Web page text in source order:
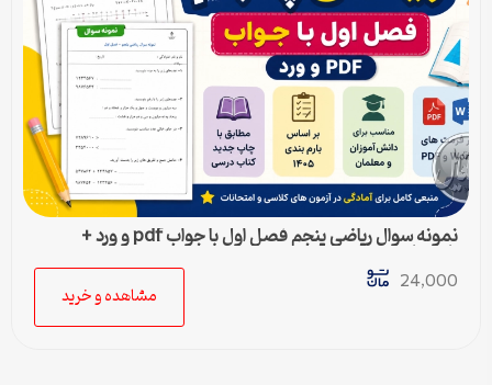
نمونه سوال ریاضی پنجم فصل اول با جواب pdf و ورد +
پاسخنامه
24,000
مشاهده و خرید